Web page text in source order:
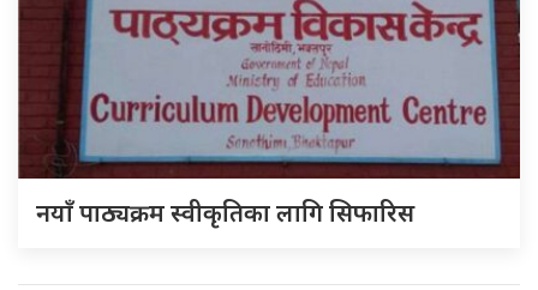
नयाँ पाठ्यक्रम स्वीकृतिका लागि सिफारिस